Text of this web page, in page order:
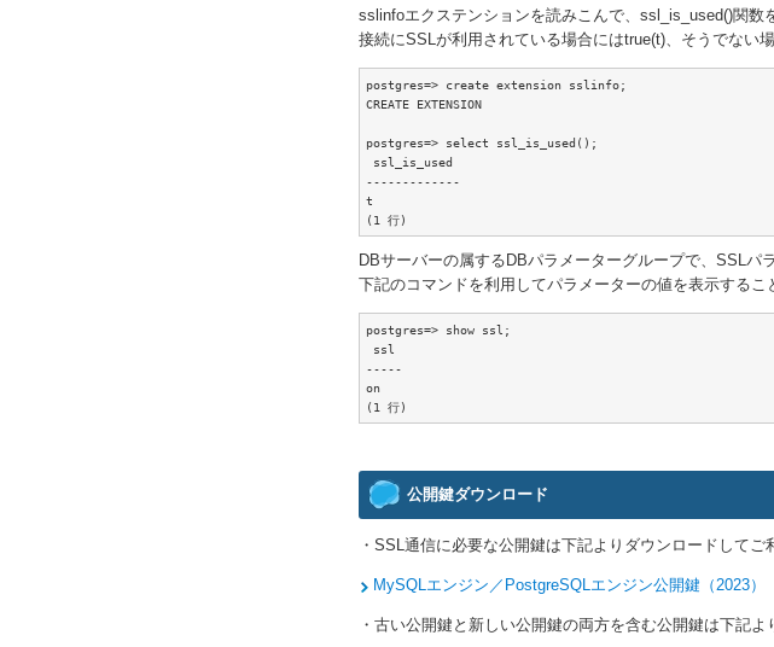
sslinfoエクステンションを読みこんで、ssl_is_used()関数
接続にSSLが利用されている場合にはtrue(t)、そうでない
postgres=> create extension sslinfo;
CREATE EXTENSION
postgres=> select ssl_is_used();
ssl_is_used
-------------
t
(1 行)
DBサーバーの属するDBパラメーターグループで、SSLパ
下記のコマンドを利用してパラメーターの値を表示するこ
postgres=> show ssl;
ssl
-----
on
(1 行)
公開鍵ダウンロード
・SSL通信に必要な公開鍵は下記よりダウンロードしてご
MySQLエンジン／PostgreSQLエンジン公開鍵（2023）
・古い公開鍵と新しい公開鍵の両方を含む公開鍵は下記